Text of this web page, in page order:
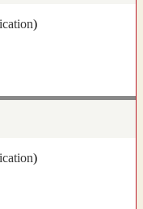
)
)